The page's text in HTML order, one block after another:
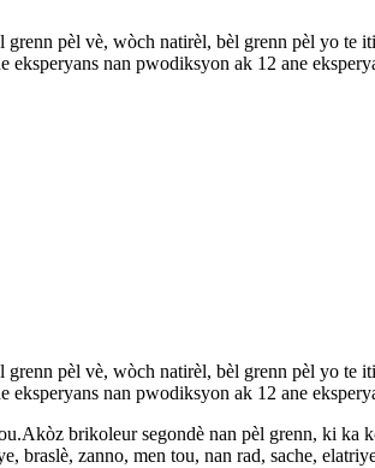
pèl vè, wòch natirèl, bèl grenn pèl yo
nan pwodiksyon ak 12 ane
pèl vè, wòch natirèl, bèl grenn pèl yo
nan pwodiksyon ak 12 ane
brikoleur segondè nan pèl grenn, ki ka
braslè, zanno, men tou, nan rad, sache,